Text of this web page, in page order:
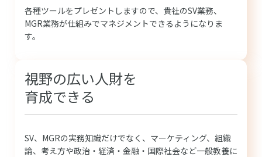
各種ツールをプレゼントしますので、貴社のSV業務、
MGR業務が仕組みでマネジメントできるようになりま
す。
視野の広い人財を
育成できる
SV、MGRの実務知識だけでなく、マーケティング、組織
論、考え方や政治・経済・金融・国際社会など一般教養に